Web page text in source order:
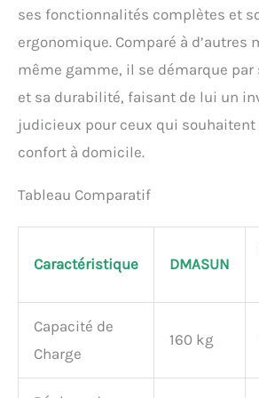
également
centaines de
chute avant
l'usine,
une
brûlées,
fonction de
de ces
votre
ses fonctionnalités complètes et
ergonomique. Comparé à d’autres
même gamme, il se démarque par
et sa durabilité, faisant de lui un
judicieux pour ceux qui
confort à domicile.
Tableau Comparatif
Caractéristique DMASUN
Capacité de
Charge
160 kg